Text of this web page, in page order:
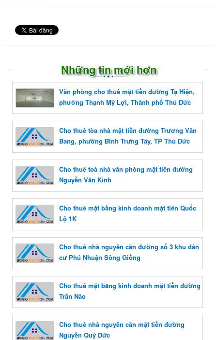
Những tin mới hơn
Văn phòng cho thuê mặt tiền đường Tạ Hiện,
phường Thạnh Mỹ Lợi, Thành phố Thủ Đức
Cho thuê tòa nhà mặt tiền đường Trương Văn
Bang, phường Bình Trưng Tây, TP Thủ Đức
Cho thuê toà nhà văn phòng mặt tiền đường
Nguyễn Văn Kỉnh
Cho thuê mặt bằng kinh doanh mặt tiền Quốc
Lộ 1K
Cho thuê nhà nguyên căn đường số 3 khu dân
cư Phú Nhuận Sông Giồng
Cho thuê mặt bằng kinh doanh mặt tiền đường
Trần Não
Cho thuê nhà nguyên căn mặt tiền đường
Nguyễn Quý Đức